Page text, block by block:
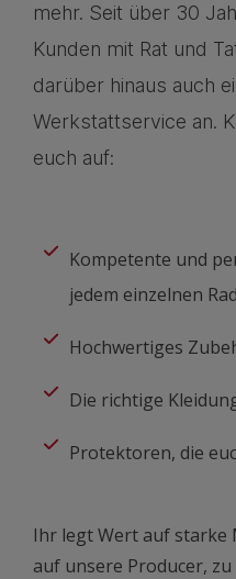
mehr. Seit über 30
Kunden mit Rat und
darüber hinaus auch
Werkstattservice an.
euch auf:
Kompetente und
jedem einzelnen Rad
Hochwertiges
Die richtige
Protektoren, die
Ihr legt Wert auf starke
auf unsere Producer, zu